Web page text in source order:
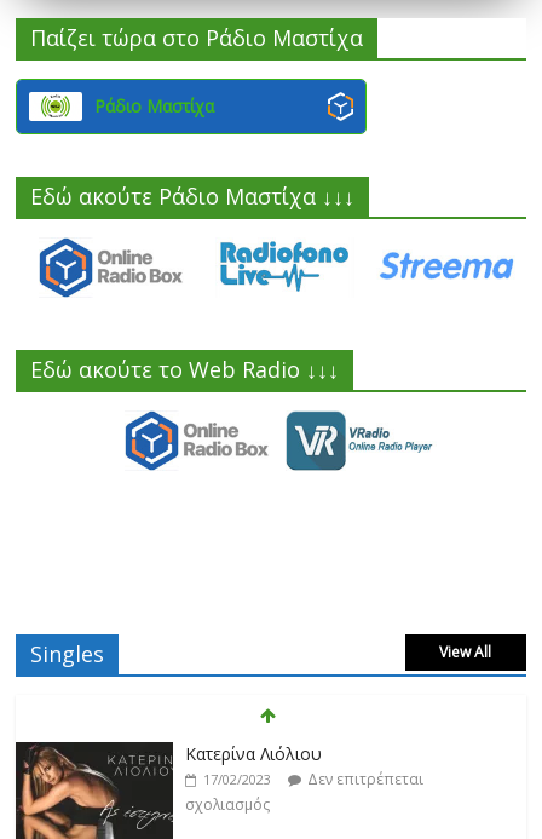
Παίζει τώρα στο Ράδιο Μαστίχα
Ράδιο Μαστίχα
Εδώ ακούτε Ράδιο Μαστίχα ↓↓↓
Εδώ ακούτε το Web Radio ↓↓↓
Singles View All
Κατερίνα Λιόλιου
17/02/2023
Δεν επιτρέπεται
σχολιασμός